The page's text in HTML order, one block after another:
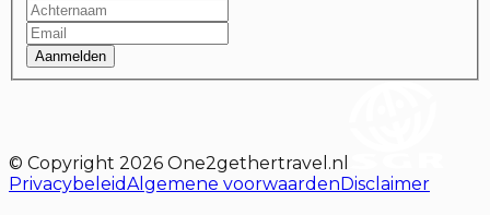
Aanmelden
© Copyright 2026 One2gethertravel.nl
PrivacybeleidAlgemene voorwaardenDisclaimer